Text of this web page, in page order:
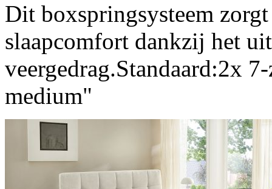
Dit boxspringsysteem
slaapcomfort dankzij het
veergedrag.Standaard:2x
medium"